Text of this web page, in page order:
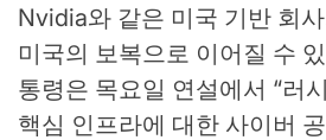
Nvidia와 같은 미국 기반 회
미국의 보복으로 이어질 수
통령은 목요일 연설에서 “러
핵심 인프라에 대한 사이버